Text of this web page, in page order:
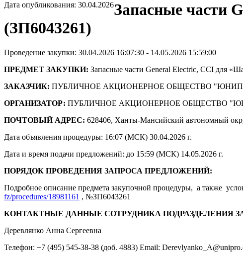
Дата опубликования: 30.04.2026Запасные части
(ЗП6043261)
Проведение закупки: 30.04.2026 16:07:30 - 14.05.2026 15:59:00
ПРЕДМЕТ ЗАКУПКИ: Запасные части General Electric, CCI для
ЗАКАЗЧИК: ПУБЛИЧНОЕ АКЦИОНЕРНОЕ ОБЩЕСТВО
ОРГАНИЗАТОР: ПУБЛИЧНОЕ АКЦИОНЕРНОЕ ОБЩЕСТВО
ПОЧТОВЫЙ АДРЕС: 628406, Ханты-Мансийский автономный
Дата объявления процедуры: 16:07 (МСК) 30.04.2026 г.
Дата и время подачи предложений: до 15:59 (МСК) 14.05.2026 г.
ПОРЯДОК ПРОВЕДЕНИЯ ЗАПРОСА ПРЕДЛОЖЕНИЙ:
Подробное описание предмета закупочной процедуры, а также
fz/procedures/18981161 , №ЗП6043261
КОНТАКТНЫЕ ДАННЫЕ СОТРУДНИКА ПОДРАЗДЕЛЕНИЯ
Деревлянко Анна Сергеевна
Телефон: +7 (495) 545-38-38 (доб. 4883) Email: